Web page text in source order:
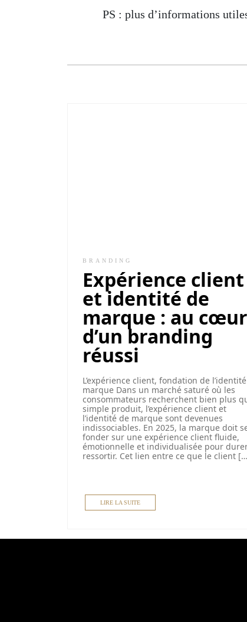
PS : plus d’informations
BRANDING
Expérience client
et identité de
marque : au cœur
d’un branding
réussi
L’expérience client, fondation de
marque Dans un marché saturé où les
consommateurs recherchent bien plus
simple produit, l’expérience client et
l’identité de marque sont devenues
indissociables. En 2025, la marque doit
fonder sur une expérience client fluide,
émotionnelle et individualisée pour
ressortir. Cet lien entre ce que le client
LIRE LA SUITE